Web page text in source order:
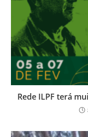
Rede ILPF terá